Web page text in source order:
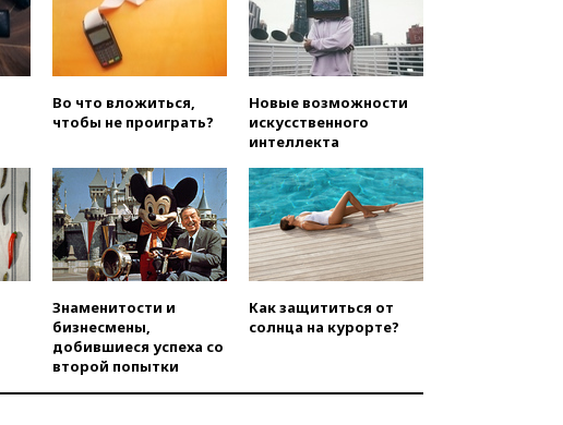
вчера, 17:25
Путин встретился
с врио губернатора
Белгородской области
Шуваевым
вчера, 17:20«Ведомости»:
начальник тыла Санчик не
справился с возросшими
вчера, 17:15В аэропорту Сочи
введен план «Ковер»
вчера, 16:55При атаке дрона
ВСУ на больницу в Донецке
вчера, 16:45 Франция уже три
года не выдает визу
вчера, 16:35ПВО сбила еще
Во что вложиться,
чтобы не проиграть?
Новые возможности
искусственного
интеллекта
Знаменитости и
бизнесмены,
добившиеся успеха со
второй попытки
Как защититься от
солнца на курорте?